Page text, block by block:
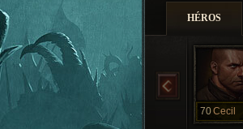
HÉROS
70Cecil